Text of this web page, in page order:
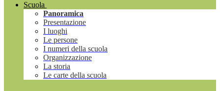
Scuola
Panoramica
Presentazione
I luoghi
Le persone
I numeri della scuola
Organizzazione
La storia
Le carte della scuola